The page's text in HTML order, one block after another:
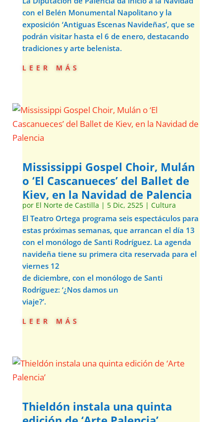
con el Belén Monumental Napolitano y la
exposición ‘Antiguas Escenas Navideñas’, que se
podrán visitar hasta el 6 de enero, destacando
tradiciones y arte belenista.
leer más
Mississippi Gospel Choir, Mulán
o ‘El Cascanueces’ del Ballet de
Kiev, en la Navidad de Palencia
por El Norte de Castilla | 5 Dic, 2525| Cultura
El Teatro Ortega programa seis espectáculos para
estas próximas semanas, que arrancan el día 13
con el monólogo de Santi Rodríguez. La agenda
navideña tiene su primera cita reservada para el
viernes 12
de diciembre, con el monólogo de Santi
Rodríguez: ‘¿Nos damos un
viaje?’.
leer más
Thieldón instala una quinta